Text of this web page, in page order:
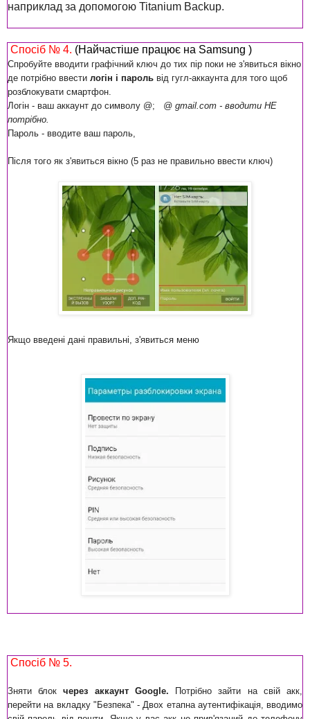
наприклад за допомогою Titanium Backup.
Спосіб № 4. (Найчастіше працює на Samsung )
Спробуйте вводити графічний ключ до тих пір поки не з'явиться вікно
де потрібно ввести логін і пароль від гугл-аккаунта для того щоб
розблокувати смартфон.
Логін - ваш аккаунт до символу @;
@ gmail.com - вводити НЕ
потрібно.
Пароль - вводите ваш пароль,
Після того як з'явиться вікно (5 раз не правильно ввести ключ)
Якщо введені дані правильні, з'явиться меню
Спосіб № 5.
Зняти блокчерез аккаунт Google. Потрібно зайти на свій акк,
перейти на вкладку "Безпека" - Двох етапна аутентифікація, вводимо